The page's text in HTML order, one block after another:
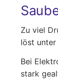
Zu viel
löst
Bei
stark